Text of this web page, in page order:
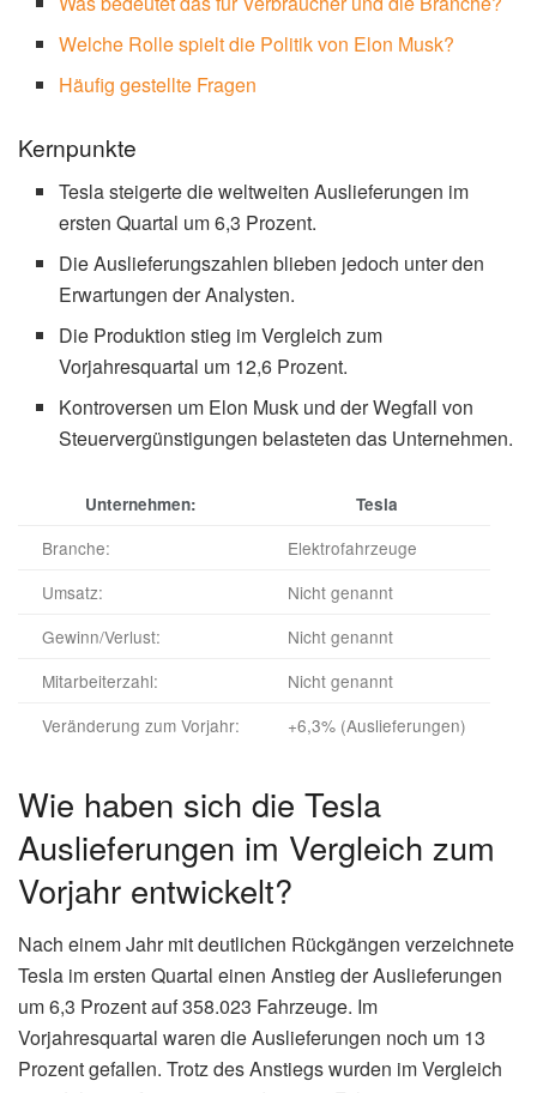
Welche Rolle spielt die Politik von Elon Musk?
Häufig gestellte Fragen
Kernpunkte
Tesla steigerte die weltweiten Auslieferungen im
ersten Quartal um 6,3 Prozent.
Die Auslieferungszahlen blieben jedoch unter den
Erwartungen der Analysten.
Die Produktion stieg im Vergleich zum
Vorjahresquartal um 12,6 Prozent.
Kontroversen um Elon Musk und der Wegfall von
Steuervergünstigungen belasteten das Unternehmen.
Unternehmen: Tesla
Branche:
Elektrofahrzeuge
Umsatz:
Nicht genannt
Gewinn/Verlust:
Nicht genannt
Mitarbeiterzahl:
Nicht genannt
Veränderung zum Vorjahr:
+6,3% (Auslieferungen)
Wie haben sich die Tesla
Auslieferungen im Vergleich zum
Vorjahr entwickelt?
Nach einem Jahr mit deutlichen Rückgängen verzeichnete
Tesla im ersten Quartal einen Anstieg der Auslieferungen
um 6,3 Prozent auf 358.023 Fahrzeuge. Im
Vorjahresquartal waren die Auslieferungen noch um 13
Prozent gefallen. Trotz des Anstiegs wurden im Vergleich